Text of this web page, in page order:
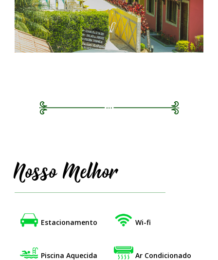
Nosso Melhor
Estacionamento Wi-fi
Piscina Aquecida Ar Condicionado